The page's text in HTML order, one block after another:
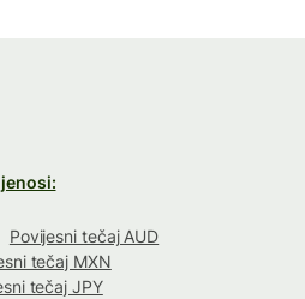
Povijesni tečaj AUD
tečaj MXN
tečaj JPY